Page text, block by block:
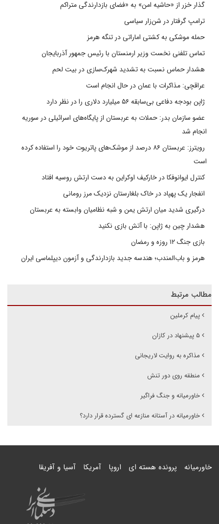
گذار خزر از «حاشیه امن» به «فضای بازدارندگی متراکم
ترامپ گرفتار در شن‌زار سیاسی
حمله موشکی به کشتی اماراتی در تنگه هرمز
تماس تلفنی نخست وزیر ارمنستان با رئیس جمهور آذربایجان
هشدار حماس نسبت به تشدید شهرک‌سازی در بیت‌ لحم
عراقچی: مذاکرات با عمان در حال انجام است
ژاپن بودجه دفاعی بی‌سابقه ۵۶ میلیارد دلاری را در نظر دارد
عضو سازمان بدر: حملات به عربستان از پایگاه‌های اسرائیلی در سوریه
انجام شد
رویترز: عربستان ۸۶ درصد از موشک‌های پاتریوت خود را استفاده کرده
است
کنترل ایوانوفکا در خارکیف اوکراین به دست ارتش روسیه افتاد
انفجار یک پهپاد در خاک بلغارستان نزدیک مرز رومانی
درگیری شدید میان ارتش یمن و شبه نظامیان وابسته به عربستان
هشدار چین به ژاپن: با آتش بازی نکنید
بازی جنگ ۱۲ روزه و رمضان
هرمز و باب‌المندب؛ هندسه جدید بازدارندگی و آزمون دیپلماسی ایران
مطالب مرتبط
پیام کرملین
۵ پیشنهاد در کازان
مذاکره به روایت لاریجانی
منطقه روی دور تنش
خاورمیانه و جنگ فراگیر
خاورمیانه در آستانه منازعه ای گسترده قرار دارد؟
خاورمیانه پرونده هسته ای اروپا آمریکا آسیا و آفریقا